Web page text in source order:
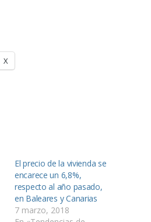
X
El precio de la vivienda se
encarece un 6,8%,
respecto al año pasado,
en Baleares y Canarias
7 marzo, 2018